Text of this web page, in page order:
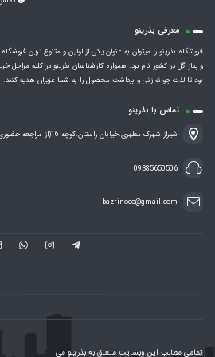
معرفی بذرینو
فروشگاه بذرینو را میتوان به عنوان یکی از اولین و متنوع ترین
و پیاز گل در کشور نام برد. همواره کارشناسان بذرینو در کلیه مراحل
بود تا لذت جوانه زنی و برداشت محصول را به شما عزیزان هدیه کنند.
تماس با بذرینو
شیراز.شهرک مطهری.خیابان راستان.کوچه 16(از مراجعه حضوری معذوریم)
09385650506
bazrinoco@gmail.com
تمامی مطالب این وبسایت متعلق به بذرینو می